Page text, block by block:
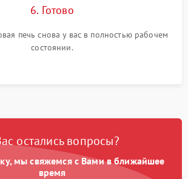
6. Готово
печь снова у вас в полностью рабочем
состоянии.
остались вопросы?
мы свяжемся с Вами в ближайшее
время